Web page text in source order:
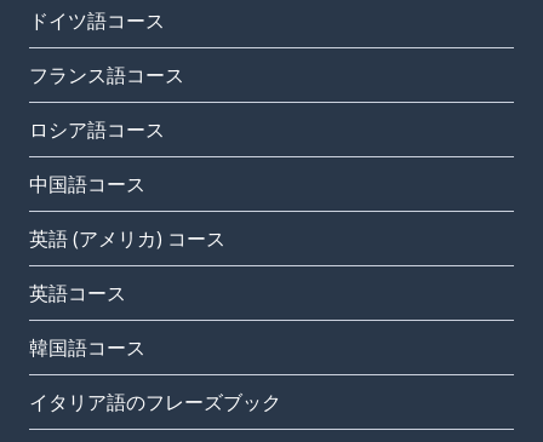
ドイツ語コース
フランス語コース
ロシア語コース
中国語コース
英語 (アメリカ) コース
英語コース
韓国語コース
イタリア語のフレーズブック